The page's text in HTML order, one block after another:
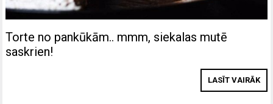
Torte no pankūkām.. mmm, siekalas mutē
saskrien!
LASĪT VAIRĀK